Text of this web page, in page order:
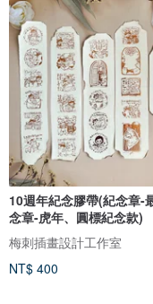
10週年紀念膠帶(紀念章-
念章-虎年、圓標紀念款)
梅刺插畫設計工作室
NT$ 400